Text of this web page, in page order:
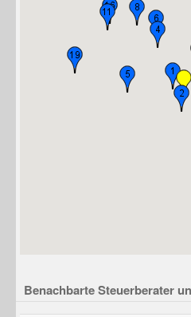
Benachbarte Steuerberater